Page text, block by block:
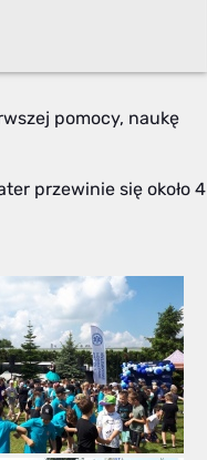
pomocy, naukę
przewinie się około 4